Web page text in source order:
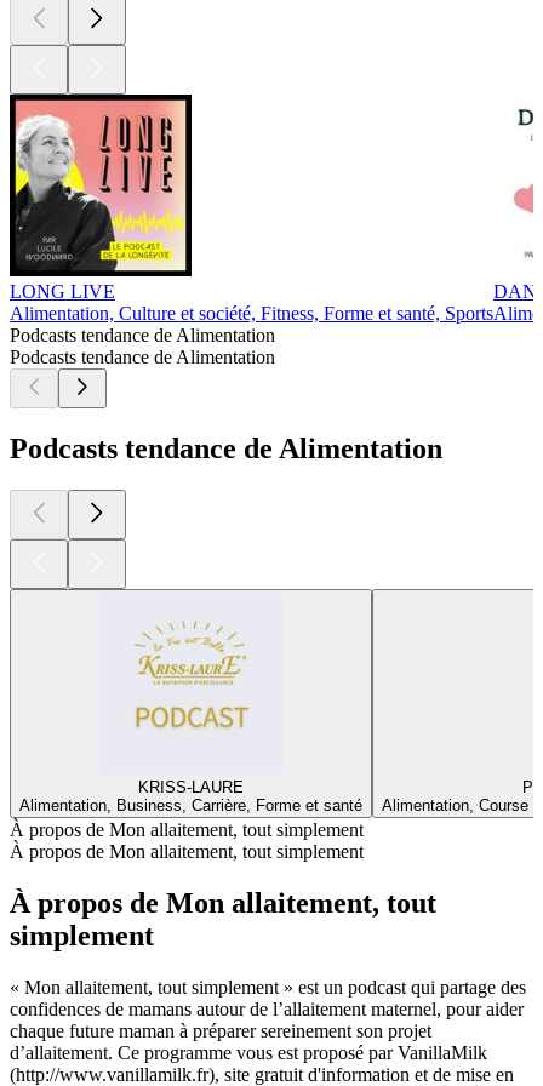
LONG LIVE
Alimentation, Culture et société, Fitness, Forme et santé, Sports
Podcasts tendance de Alimentation
Podcasts tendance de Alimentation
Podcasts tendance de Alimentation
KRISS-LAURE
Alimentation, Business, Carrière, Forme et santé
Alimentation, Course
À propos de Mon allaitement, tout simplement
À propos de Mon allaitement, tout simplement
À propos de Mon allaitement, tout
simplement
« Mon allaitement, tout simplement » est un podcast qui partage des
confidences de mamans autour de l’allaitement maternel, pour aider
chaque future maman à préparer sereinement son projet
d’allaitement. Ce programme vous est proposé par VanillaMilk
(http://www.vanillamilk.fr), site gratuit d'information et de mise en